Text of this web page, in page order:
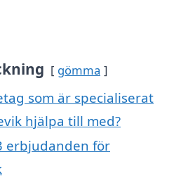
gömma
som är specialiserat
hjälpa till med?
erbjudanden för